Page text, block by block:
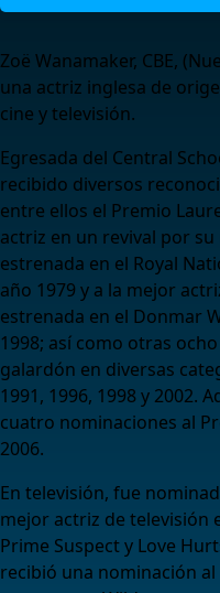
Zoë Wanamaker, CBE,
una actriz inglesa de
cine y televisión.
Egresada del Central
recibido diversos
entre ellos el Premio
actriz en un revival por
estrenada en el Royal
año 1979 y a la mejor
estrenada en el Donmar
1998; así como otras
galardón en diversas
1991, 1996, 1998 y 2002.
cuatro nominaciones al
2006.
En televisión, fue
mejor actriz de televisión
Prime Suspect y Love
recibió una nominación al